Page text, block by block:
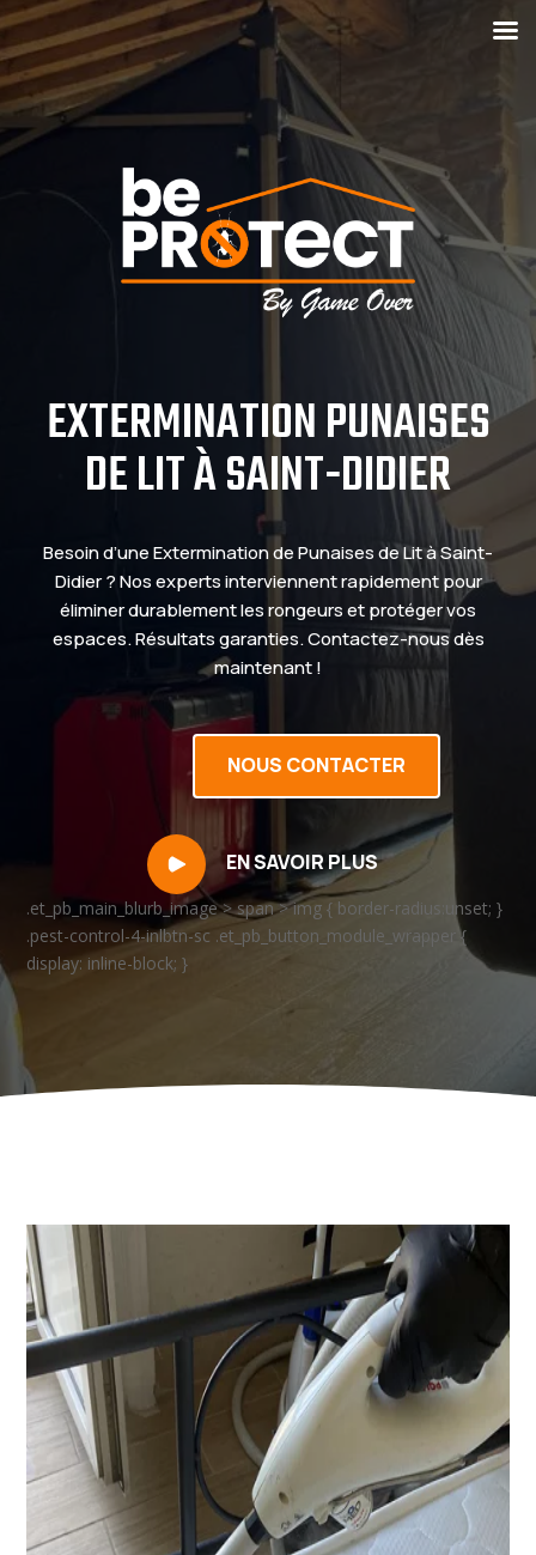
EXTERMINATION PUNAISES
DE LIT À SAINT-DIDIER
Besoin d’une Extermination de Punaises de Lit à Saint-
Didier ? Nos experts interviennent rapidement pour
éliminer durablement les rongeurs et protéger vos
espaces. Résultats garanties. Contactez-nous dès
maintenant !
NOUS CONTACTER
EN SAVOIR PLUS
.et_pb_main_blurb_image > span > img { border-radius:unset; }
.pest-control-4-inlbtn-sc .et_pb_button_module_wrapper {
display: inline-block; }